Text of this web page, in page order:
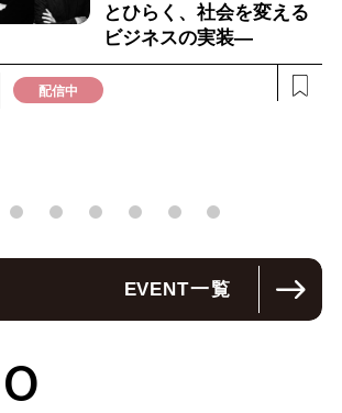
とひらく、社会を変える
ビジネスの実装―
配信中
EVENT一覧